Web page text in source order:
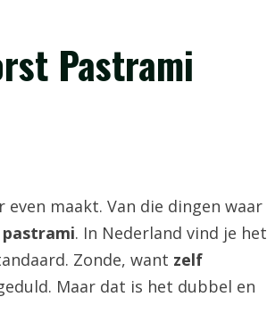
Pastrami
maakt. Van die dingen waar
pastrami. In Nederland vind je het
Zonde, want zelf
Maar dat is het dubbel en